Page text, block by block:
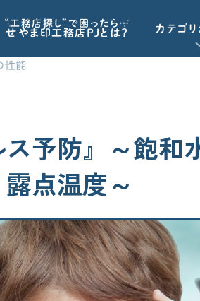
“工務店探し”で困ったら…
せやま印工務店PJとは？ カテゴ
契約後の注意点
動画で学ぶ
予算オーバーを
諸経費（保険な
性能
ス予防』～飽和
点温度～